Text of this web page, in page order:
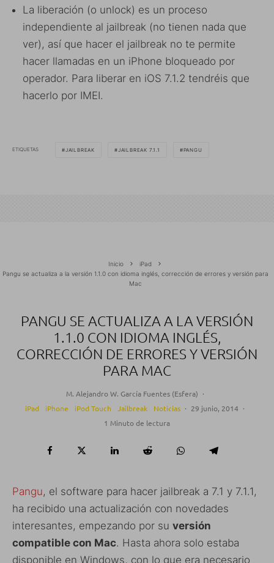
La liberación (o unlock) es un proceso
independiente al jailbreak (no tienen nada que
ver), así que hacer el jailbreak no te permite
hacer llamadas en un iPhone bloqueado por
operador. Para liberar en iOS 7.1.2 tendréis que
hacerlo por IMEI.
ETIQUETAS JAILBREAK JAILBREAK 7.1.1 PANGU
Inicio
iPad
Pangu se actualiza a la versión 1.1.0 con idioma inglés, corrección de errores y versión para
Mac
PANGU SE ACTUALIZA A LA VERSIÓN
1.1.0 CON IDIOMA INGLÉS,
CORRECCIÓN DE ERRORES Y VERSIÓN
PARA MAC
M. Alejandro W. García Fuentes (Esfera) ·
iPad
iPhone iPod Touch Jailbreak Noticias · 29 junio, 2014 ·
1 Minuto de lectura
Pangu, el software para hacer jailbreak a 7.1 y 7.1.1,
ha recibido una actualización con novedades
interesantes, empezando por su versión
compatible con Mac. Hasta ahora solo estaba
disponible en Windows, con lo que era necesario